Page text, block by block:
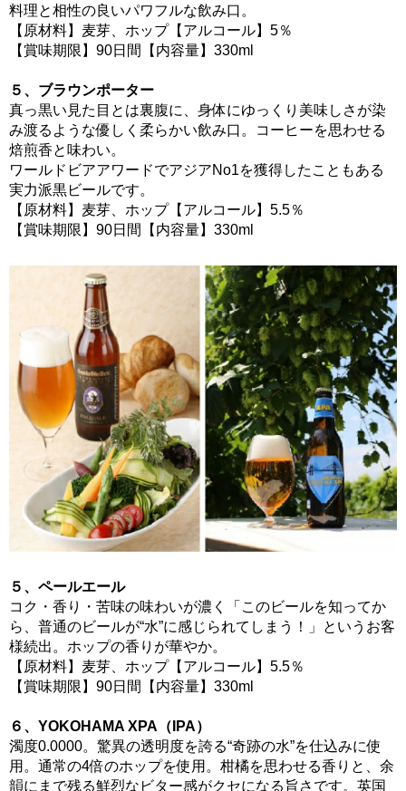
料理と相性の良いパワフルな飲み口。
【原材料】麦芽、ホップ【アルコール】5％
【賞味期限】90日間【内容量】330ml
５、ブラウンポーター
真っ黒い見た目とは裏腹に、身体にゆっくり美味しさが染
み渡るような優しく柔らかい飲み口。コーヒーを思わせる
焙煎香と味わい。
ワールドビアアワードでアジアNo1を獲得したこともある
実力派黒ビールです。
【原材料】麦芽、ホップ【アルコール】5.5％
【賞味期限】90日間【内容量】330ml
５、ペールエール
コク・香り・苦味の味わいが濃く「このビールを知ってか
ら、普通のビールが“水”に感じられてしまう！」というお客
様続出。ホップの香りが華やか。
【原材料】麦芽、ホップ【アルコール】5.5％
【賞味期限】90日間【内容量】330ml
６、YOKOHAMA XPA（IPA）
濁度0.0000。驚異の透明度を誇る“奇跡の水”を仕込みに使
用。通常の4倍のホップを使用。柑橘を思わせる香りと、余
韻にまで残る鮮烈なビター感がクセになる旨さです。英国